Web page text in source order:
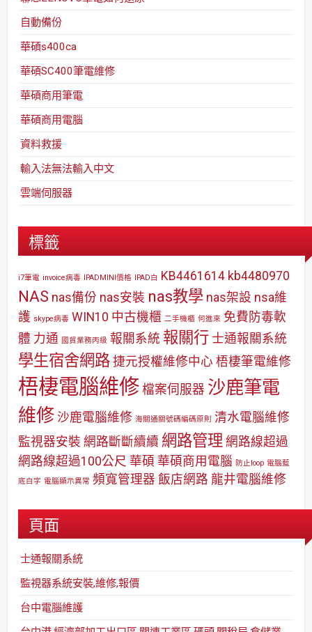
自動備份
華碩s400ca
華碩SC400筆電維修
華碩商用筆電
華碩商用電腦
資料救援
輸入法無法輸入中文
雲端伺服器
標籤
i7筆電 invoice病毒 IPADMINI價格 IPAD白 KB4461614 kb4480970
NAS nas備份 nas安裝 nas教學 nas架設 nsa維
護 skype病毒 WIN10 中古機櫃 二手機櫃 何進來 免費防毒軟
體 力通 國貿業務丙級 報關系統 報關行 士通報關系統
學生宿舍網路 捷元授權維修中心 梧棲筆電維修
梧棲電腦維修 檔案伺服器 沙鹿筆電
維修 沙鹿電腦維修 海關通關號碼編碼原則 清水電腦維修
監視器安裝 網路斷斷續續 網路管理 網路線超過
網路線超過100公尺 華碩 華碩商用電腦 防止loop 電腦藍
底白字 電腦顯示異常 頻寬管理器 飯店網路 龍井電腦維修
頁面
士通報關系統
監視器系統安裝,維修,報價
台中電腦維護